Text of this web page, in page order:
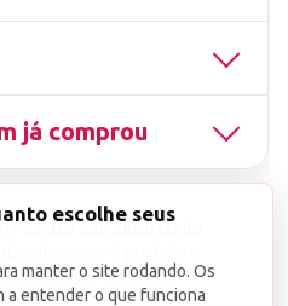
já comprou
25
deste site é proibido e
Autorais nº 9.610/98.
escolhe seus
manter o site rodando. Os
a entender o que funciona